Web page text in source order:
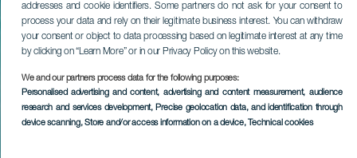
addresses and cookie identifiers. Some partners do not ask for your consent to
process your data and rely on their legitimate business interest. You can withdraw
your consent or object to data processing based on legitimate interest at any time
by clicking on “Learn More” or in our Privacy Policy on this website.
We and our partners process data for the following purposes:
Personalised advertising and content, advertising and content measurement, audience
research and services development, Precise geolocation data, and identification through
device scanning, Store and/or access information on a device, Technical cookies